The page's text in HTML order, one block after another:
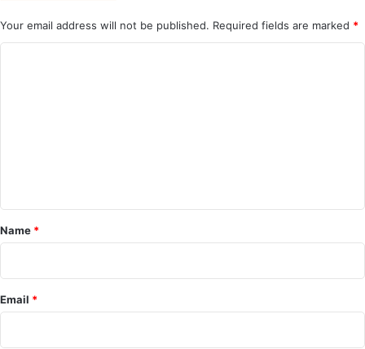
Your email address will not be published. Required fields are marked *
*
Name *
Email *